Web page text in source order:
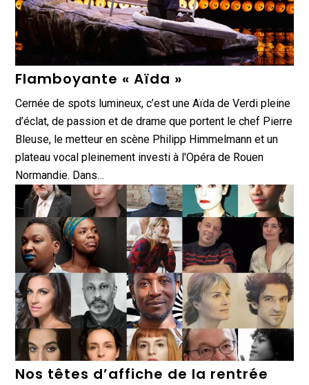
Flamboyante « Aïda »
Cernée de spots lumineux, c’est une Aïda de Verdi pleine
d’éclat, de passion et de drame que portent le chef Pierre
Bleuse, le metteur en scène Philipp Himmelmann et un
plateau vocal pleinement investi à l'Opéra de Rouen
Normandie. Dans…
Nos têtes d’affiche de la rentrée